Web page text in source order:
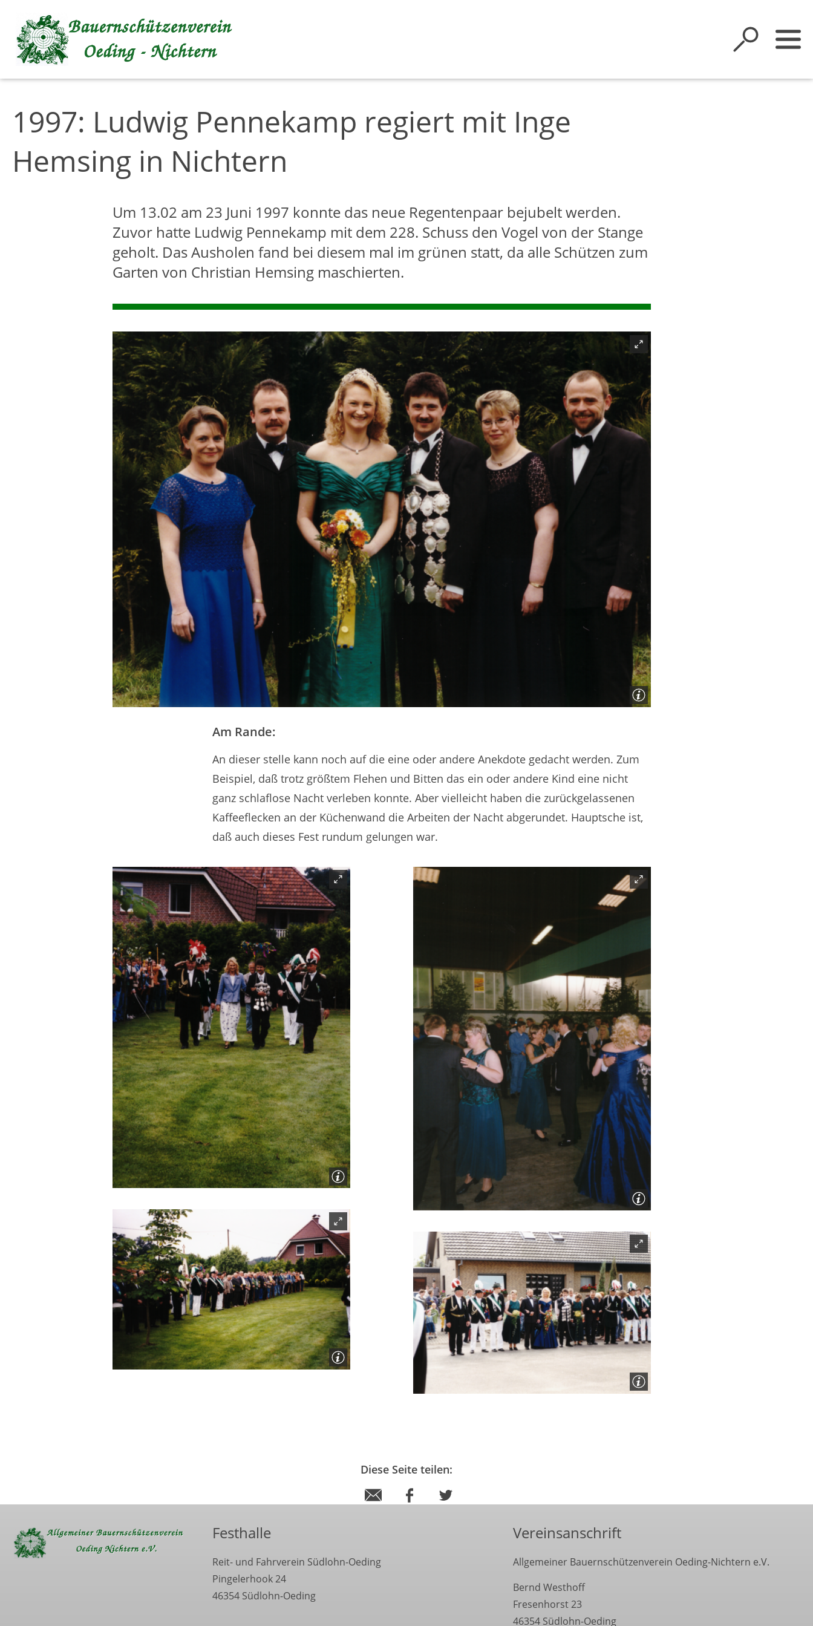
Inhalt anspringen
1997: Ludwig Pennekamp regiert mit Inge
Hemsing in Nichtern
Um 13.02 am 23 Juni 1997 konnte das neue Regentenpaar bejubelt werden.
Zuvor hatte Ludwig Pennekamp mit dem 228. Schuss den Vogel von der Stange
geholt. Das Ausholen fand bei diesem mal im grünen statt, da alle Schützen zum
Garten von Christian Hemsing maschierten.
Am Rande:
An dieser stelle kann noch auf die eine oder andere Anekdote gedacht werden. Zum
Beispiel, daß trotz größtem Flehen und Bitten das ein oder andere Kind eine nicht
ganz schlaflose Nacht verleben konnte. Aber vielleicht haben die zurückgelassenen
Kaffeeflecken an der Küchenwand die Arbeiten der Nacht abgerundet. Hauptsche ist,
daß auch dieses Fest rundum gelungen war.
Diese Seite teilen:
Festhalle
Reit- und Fahrverein Südlohn-Oeding
Pingelerhook 24
46354 Südlohn-Oeding
Vereinsanschrift
Allgemeiner Bauernschützenverein Oeding-Nichtern e.V.
Bernd Westhoff
Fresenhorst 23
46354 Südlohn-Oeding